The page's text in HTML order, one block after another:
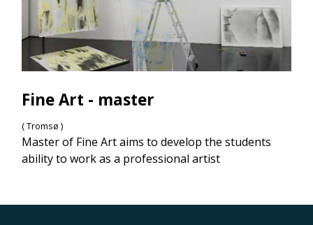
Fine Art - master
( Tromsø )
Master of Fine Art aims to develop the students
ability to work as a professional artist